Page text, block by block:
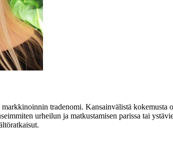
tradenomi. Kansainvälistä
urheilun ja matkustamisen parissa tai